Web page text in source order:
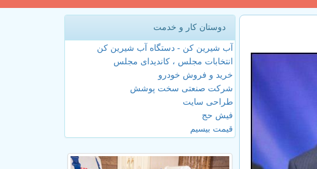
دوستان کار و خدمت
آب شیرین کن - دستگاه آب شیرین کن
انتخابات مجلس ، کاندیدای مجلس
خرید و فروش خودرو
شرکت صنعتی سخت پوشش
طراحی سایت
فیش حج
قیمت بیسیم